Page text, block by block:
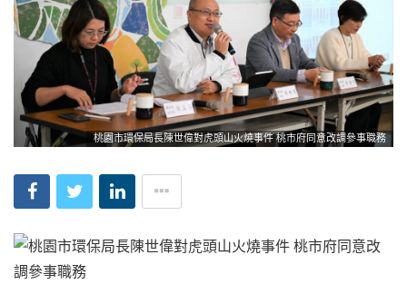
桃園市環保局長陳世偉對虎頭山火燒事件 桃市府同意改調參事職務